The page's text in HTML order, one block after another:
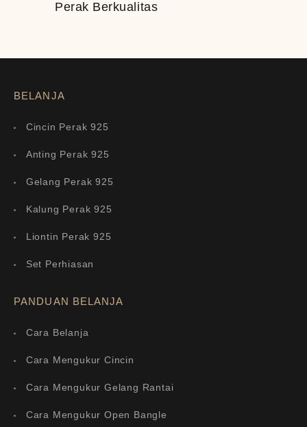
Perak Berkualitas
BELANJA
Cincin Perak 925
Anting Perak 925
Gelang Perak 925
Kalung Perak 925
Liontin Perak 925
Set Perhiasan
PANDUAN BELANJA
Cara Belanja
Cara Mengukur Cincin
Cara Mengukur Gelang Rantai
Cara Mengukur Open Bangle